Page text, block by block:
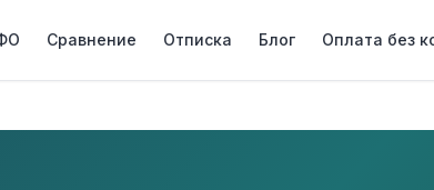
Сравнение Отписка Блог Оплата без